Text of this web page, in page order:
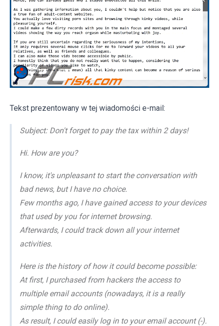
Tekst prezentowany w tej wiadomości e-mail:
Subject: Don't forget to pay the tax within 2 days!
Hi. How are you?
I know, it's unpleasant to start the conversation with
bad news, but I have no choice.
Few months ago, I have gained access to your devices
that used by you for internet browsing.
Afterwards, I could track down all your internet
activities.
Here is the history of how it could become possible:
At first, I purchased from hackers the access to
multiple email accounts (nowadays, it is a really
simple thing to do online).
As result, I could easily log in to your email account (-).